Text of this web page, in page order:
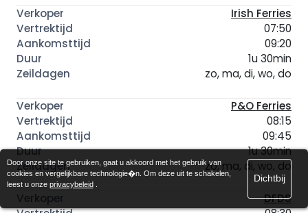
Irish Ferries
07:50
09:20
1u 30min
zo, ma, di, wo, do
P&O Ferries
08:15
09:45
1u 30min
zo, ma, di, wo, do
DFDS
Door onze site te gebruiken, gaat u akkoord met het gebruik van
cookies en vergelijkbare technologie�n. Om deze uit te schakelen,
leest u onze privacybeleid.
Dichtbij